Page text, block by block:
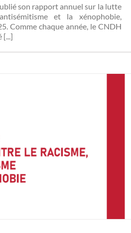
son rapport annuel sur la lutte
et la xénophobie,
Comme chaque année, le CNDH
[...]